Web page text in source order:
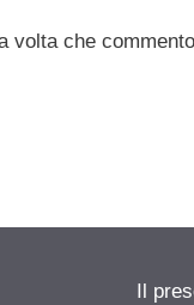
volta che
Il